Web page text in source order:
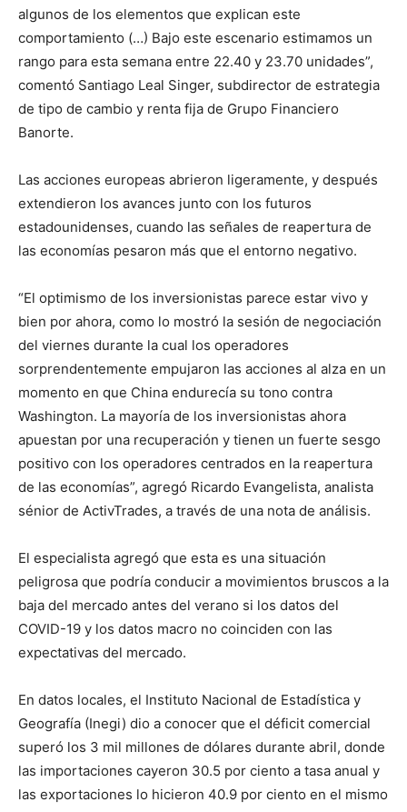
algunos de los elementos que explican este
comportamiento (…) Bajo este escenario estimamos un
rango para esta semana entre 22.40 y 23.70 unidades”,
comentó Santiago Leal Singer, subdirector de estrategia
de tipo de cambio y renta fija de Grupo Financiero
Banorte.
Las acciones europeas abrieron ligeramente, y después
extendieron los avances junto con los futuros
estadounidenses, cuando las señales de reapertura de
las economías pesaron más que el entorno negativo.
“El optimismo de los inversionistas parece estar vivo y
bien por ahora, como lo mostró la sesión de negociación
del viernes durante la cual los operadores
sorprendentemente empujaron las acciones al alza en un
momento en que China endurecía su tono contra
Washington. La mayoría de los inversionistas ahora
apuestan por una recuperación y tienen un fuerte sesgo
positivo con los operadores centrados en la reapertura
de las economías”, agregó Ricardo Evangelista, analista
sénior de ActivTrades, a través de una nota de análisis.
El especialista agregó que esta es una situación
peligrosa que podría conducir a movimientos bruscos a la
baja del mercado antes del verano si los datos del
COVID-19 y los datos macro no coinciden con las
expectativas del mercado.
En datos locales, el Instituto Nacional de Estadística y
Geografía (Inegi) dio a conocer que el déficit comercial
superó los 3 mil millones de dólares durante abril, donde
las importaciones cayeron 30.5 por ciento a tasa anual y
las exportaciones lo hicieron 40.9 por ciento en el mismo